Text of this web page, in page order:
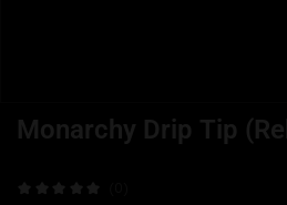
Monarchy Drip Tip